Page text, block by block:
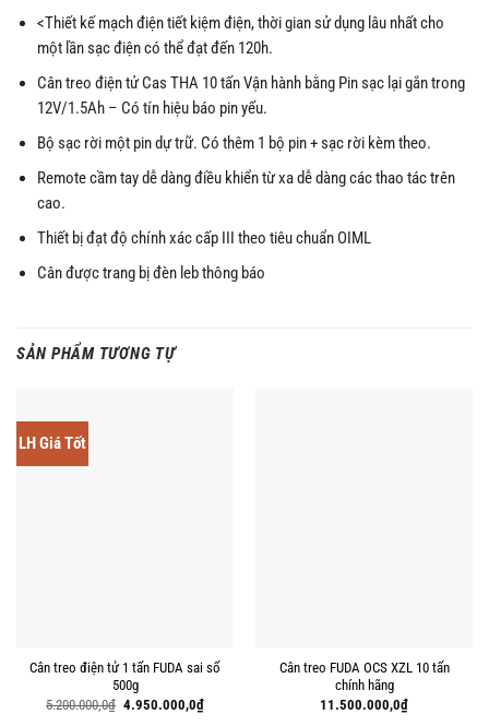
<Thiết kế mạch điện tiết kiệm điện, thời gian sử dụng lâu nhất cho
một lần sạc điện có thể đạt đến 120h.
Cân treo điện tử Cas THA 10 tấn Vận hành bằng Pin sạc lại gắn trong
12V/1.5Ah – Có tín hiệu báo pin yếu.
Bộ sạc rời một pin dự trữ. Có thêm 1 bộ pin + sạc rời kèm theo.
Remote cầm tay dễ dàng điều khiển từ xa dễ dàng các thao tác trên
cao.
Thiết bị đạt độ chính xác cấp III theo tiêu chuẩn OIML
Cân được trang bị đèn leb thông báo
SẢN PHẨM TƯƠNG TỰ
LH Giá Tốt
Cân treo điện tử 1 tấn FUDA sai số
500g
5.200.000,0₫ Giá
4.950.000,0₫Giá
hiện
Cân treo FUDA OCS XZL 10 tấn
chính hãng
11.500.000,0₫